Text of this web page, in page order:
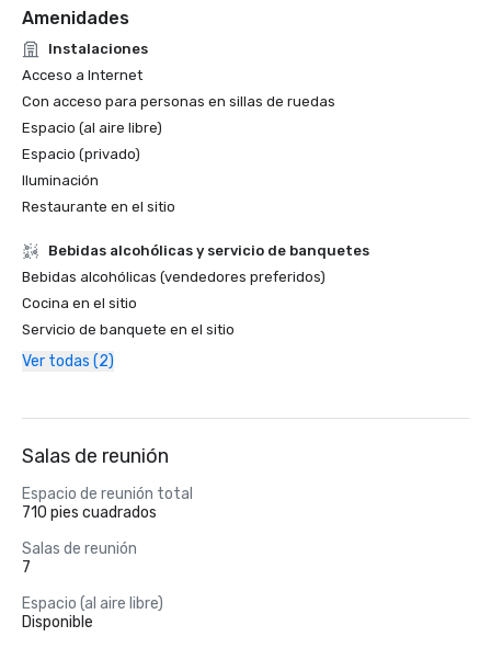
Amenidades
Instalaciones
Acceso a Internet
Con acceso para personas en sillas de ruedas
Espacio (al aire libre)
Espacio (privado)
Iluminación
Restaurante en el sitio
Bebidas alcohólicas y servicio de banquetes
Bebidas alcohólicas (vendedores preferidos)
Cocina en el sitio
Servicio de banquete en el sitio
Ver todas (2)
Salas de reunión
Espacio de reunión total
710 pies cuadrados
Salas de reunión
7
Espacio (al aire libre)
Disponible